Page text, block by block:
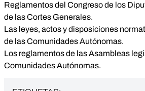
Reglamentos del Congreso de los
de las Cortes Generales.
Las leyes, actos y disposiciones
de las Comunidades Autónomas.
Los reglamentos de las Asambleas
Comunidades Autónomas.